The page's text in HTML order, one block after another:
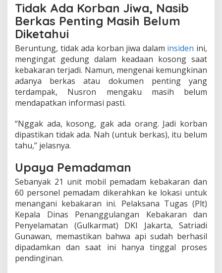
d
i
Tidak Ada Korban Jiwa, Nasib
Berkas Penting Masih Belum
Diketahui
Beruntung, tidak ada korban jiwa dalam insiden ini,
mengingat gedung dalam keadaan kosong saat
kebakaran terjadi. Namun, mengenai kemungkinan
adanya berkas atau dokumen penting yang
terdampak, Nusron mengaku masih belum
mendapatkan informasi pasti.
“Nggak ada, kosong, gak ada orang. Jadi korban
dipastikan tidak ada. Nah (untuk berkas), itu belum
tahu,” jelasnya.
Upaya Pemadaman
Sebanyak 21 unit mobil pemadam kebakaran dan
60 personel pemadam dikerahkan ke lokasi untuk
menangani kebakaran ini. Pelaksana Tugas (Plt)
Kepala Dinas Penanggulangan Kebakaran dan
Penyelamatan (Gulkarmat) DKI Jakarta, Satriadi
Gunawan, memastikan bahwa api sudah berhasil
dipadamkan dan saat ini hanya tinggal proses
pendinginan.